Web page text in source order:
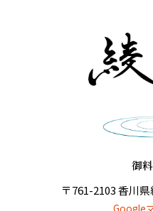
御
〒761-2103 香川
Google